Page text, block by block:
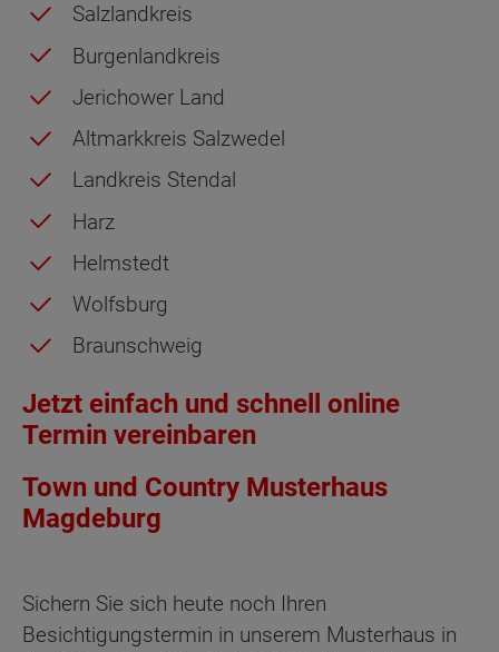
Salzlandkreis
Burgenlandkreis
Jerichower Land
Altmarkkreis Salzwedel
Landkreis Stendal
Harz
Helmstedt
Wolfsburg
Braunschweig
Jetzt einfach und schnell online
Termin vereinbaren
Town und Country Musterhaus
Magdeburg
Sichern Sie sich heute noch Ihren
Besichtigungstermin in unserem Musterhaus in